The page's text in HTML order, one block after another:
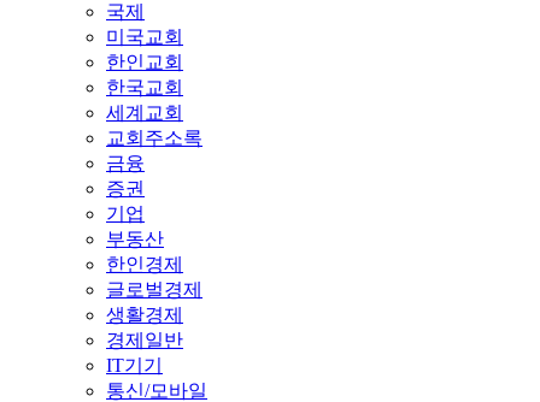
국제
미국교회
한인교회
한국교회
세계교회
교회주소록
금융
증권
기업
부동산
한인경제
글로벌경제
생활경제
경제일반
IT기기
통신/모바일